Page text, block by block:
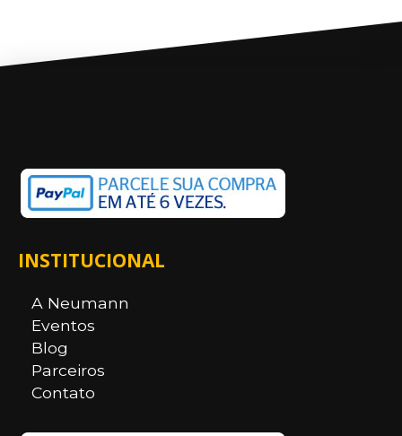
INSTITUCIONAL
A Neumann
Eventos
Blog
Parceiros
Contato